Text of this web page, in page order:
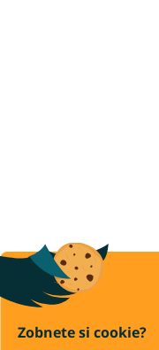
Zobnete si cookie?